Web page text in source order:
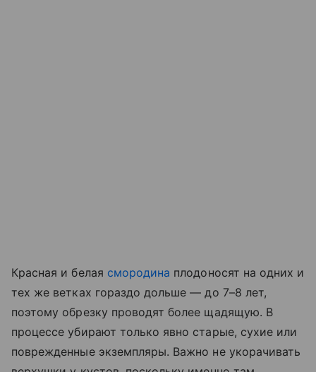
Красная и белая смородина плодоносят на одних и
тех же ветках гораздо дольше — до 7–8 лет,
поэтому обрезку проводят более щадящую. В
процессе убирают только явно старые, сухие или
поврежденные экземпляры. Важно не укорачивать